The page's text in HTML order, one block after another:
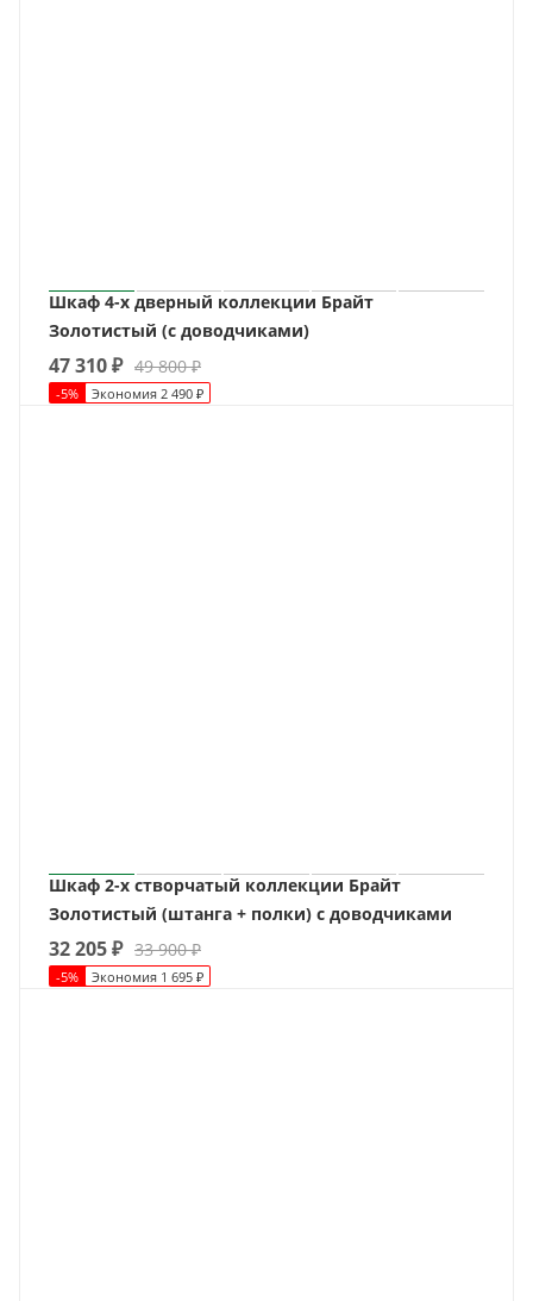
Шкаф 4-х дверный коллекции Брайт
Золотистый (с доводчиками)
47 310₽ 49 800₽
-5% Экономия 2 490 ₽
Шкаф 2-х створчатый коллекции Брайт
Золотистый (штанга + полки) с доводчиками
32 205₽ 33 900₽
-5% Экономия 1 695 ₽